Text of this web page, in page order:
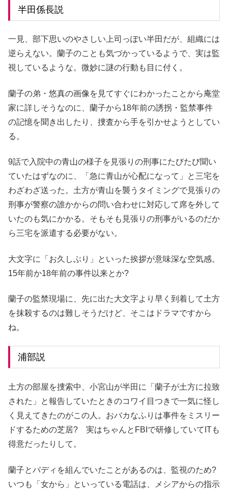
半田係長説
一見、部下思いのやさしい上司っぽい半田だが、組織には
逆らえない。蘭子のことも気づかっているようで、実は監
視しているような。微妙に謎の行動も目に付く。
蘭子の弟・悠真の画像を見てすぐにわかったことから庵堂
家に詳しそうなのに、蘭子から18年前の誘拐・監禁事件
の記憶を聞き出したり、捜査から手を引かせようとしてい
る。
9話で入院中の青山の様子を見張りの刑事にたびたび聞い
ていたはずなのに、「急に青山が心配になって」と三宅を
わざわざ送った。土方が青山を襲うタイミングで見張りの
刑事が警察の誰かからの問い合わせに対応して席を外して
いたのも気にかかる。そもそも見張りの刑事がいるのだか
ら三宅を派遣する必要がない。
大文字に「お久しぶり」といった挨拶が意味深な空気感。
15年前か18年前の事件以来とか?
蘭子の監禁現場に、先に出た大文字より早く到着して土方
を抹殺するのは難しそうだけど、そこはドラマですから
ね。
浦部説
土方の部屋を捜索中、小宮山が半田に「蘭子が土方に拉致
された」と報告していたときのコワイ目つきで一気に怪し
く見えてきたのがこの人。おバカなふりは事件をミスリー
ドするための芝居? 実はちゃんとFBIで研修していてITも
得意だったりして。
蘭子とバディを組んでいたことがあるのは、監視のため?
いつも「女から」といっている電話は、メシアからの指示